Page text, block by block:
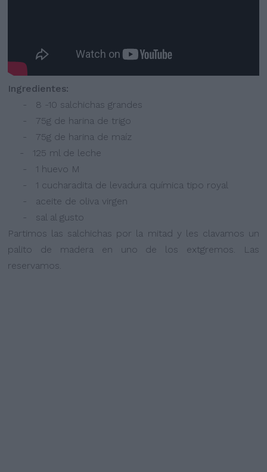
Ingredientes:
- 8 -10 salchichas grandes
- 75g de harina de trigo
- 75g de harina de maíz
- 125 ml de leche
- 1 huevo M
- 1 cucharadita de levadura química tipo royal
- aceite de oliva virgen
- sal al gusto
Partimos las salchichas por la mitad y les clavamos un
palito de madera en uno de los extgremos. Las
reservamos.